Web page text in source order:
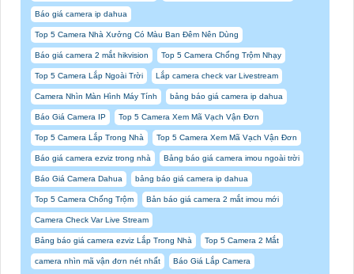
Báo giá camera ip dahua
Top 5 Camera Nhà Xưởng Có Màu Ban Đêm Nên Dùng
Báo giá camera 2 mắt hikvision Top 5 Camera Chống Trộm Nhạy
Top 5 Camera Lắp Ngoài Trời Lắp camera check var Livestream
Camera Nhìn Màn Hình Máy Tính bảng báo giá camera ip dahua
Báo Giá Camera IP Top 5 Camera Xem Mã Vạch Vận Đơn
Top 5 Camera Lắp Trong Nhà Top 5 Camera Xem Mã Vạch Vận Đơn
Báo giá camera ezviz trong nhà Bảng báo giá camera imou ngoài trời
Báo Giá Camera Dahua bảng báo giá camera ip dahua
Top 5 Camera Chống Trộm Bản báo giá camera 2 mắt imou mới
Camera Check Var Live Stream
Bảng báo giá camera ezviz Lắp Trong Nhà Top 5 Camera 2 Mắt
camera nhìn mã vận đơn nét nhất Báo Giá Lắp Camera